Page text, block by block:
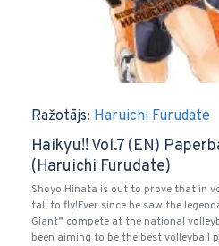
Ražotājs: Haruichi Furudate
Haikyu!! Vol.7 (EN)
(Haruichi Furudate)
Shoyo Hinata is out to prove that in
tall to fly!Ever since he saw the
Giant” compete at the national
been aiming to be the best volleyball